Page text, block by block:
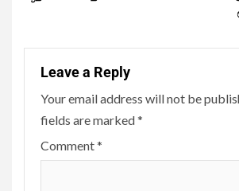
Leave a Reply
Your email address will not be
fields are marked*
Comment*